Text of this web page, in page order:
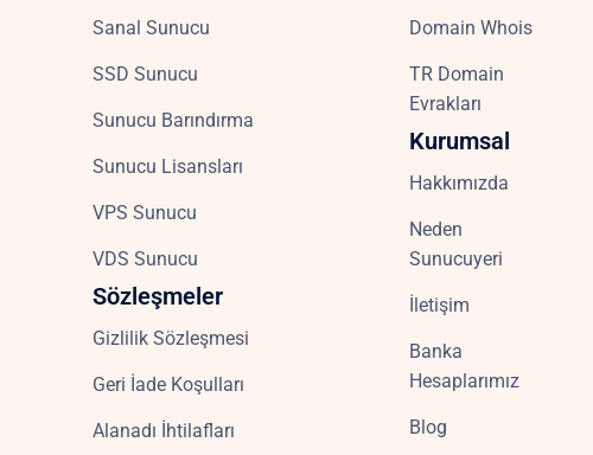
Sanal Sunucu
SSD Sunucu
Sunucu Barındırma
Sunucu Lisansları
VPS Sunucu
VDS Sunucu
Sözleşmeler
Gizlilik Sözleşmesi
Geri İade Koşulları
Alanadı İhtilafları
Domain Whois
TR Domain
Evrakları
Kurumsal
Hakkımızda
Neden
Sunucuyeri
İletişim
Banka
Hesaplarımız
Blog